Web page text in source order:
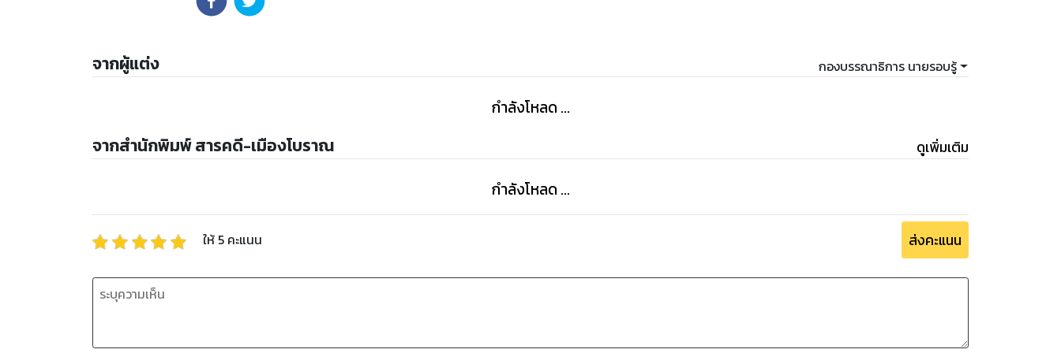
จากผู้แต่ง กองบรรณาธิการ นายรอบรู้
กำลังโหลด ...
จากสำนักพิมพ์ สารคดี-เมืองโบราณ ดูเพิ่มเติม
กำลังโหลด ...
ให้ 5 คะแนน ส่งคะแนน